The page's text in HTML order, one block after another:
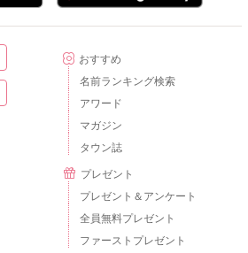
おすすめ
名前ランキング検索
アワード
マガジン
タウン誌
プレゼント
プレゼント＆アンケート
全員無料プレゼント
ファーストプレゼント